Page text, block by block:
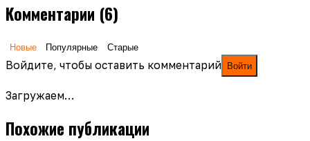
Комментарии (6)
Новые Популярные Старые
Войдите, чтобы оставить комментарий Войти
Загружаем…
Похожие публикации